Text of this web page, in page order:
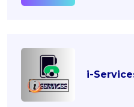
i-